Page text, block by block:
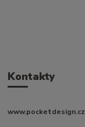
Kontakty
www.pocketdesign.cz